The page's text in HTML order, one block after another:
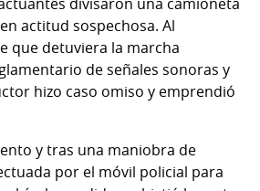
actitud sospechosa. Al
que detuviera la marcha
de señales sonoras y
hizo caso omiso y emprendió
y tras una maniobra de
por el móvil policial para